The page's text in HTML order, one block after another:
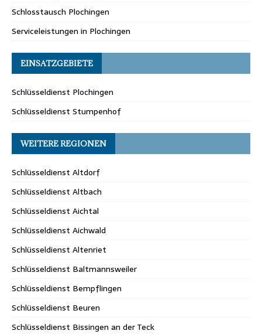
Schlosstausch Plochingen
Serviceleistungen in Plochingen
EINSATZGEBIETE
Schlüsseldienst Plochingen
Schlüsseldienst Stumpenhof
WEITERE REGIONEN
Schlüsseldienst Altdorf
Schlüsseldienst Altbach
Schlüsseldienst Aichtal
Schlüsseldienst Aichwald
Schlüsseldienst Altenriet
Schlüsseldienst Baltmannsweiler
Schlüsseldienst Bempflingen
Schlüsseldienst Beuren
Schlüsseldienst Bissingen an der Teck